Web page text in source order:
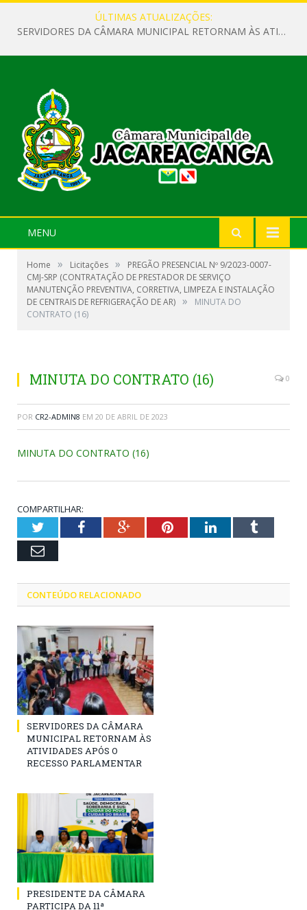
ÚLTIMAS ATUALIZAÇÕES:
SERVIDORES DA CÂMARA MUNICIPAL RETORNAM ÀS ATIVIDADES APÓS O RECESSO PARLAMENTAR
MENU
Home » Licitações »
PREGÃO PRESENCIAL Nº 9/2023-0007-
CMJ-SRP (CONTRATAÇÃO DE PRESTADOR DE SERVIÇO
MANUTENÇÃO PREVENTIVA, CORRETIVA, LIMPEZA E INSTALAÇÃO
DE CENTRAIS DE REFRIGERAÇÃO DE AR) »
MINUTA DO
CONTRATO (16)
MINUTA DO CONTRATO (16) 0
POR CR2-ADMIN8 EM 20 DE ABRIL DE 2023
MINUTA DO CONTRATO (16)
COMPARTILHAR:
TwitterFacebookGoogle+PinterestLinkedInTumblr
Email
CONTEÚDO RELACIONADO
SERVIDORES DA CÂMARA
MUNICIPAL RETORNAM ÀS
ATIVIDADES APÓS O
RECESSO PARLAMENTAR
PRESIDENTE DA CÂMARA
PARTICIPA DA 11ª